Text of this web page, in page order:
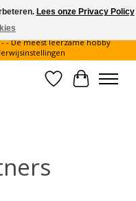
gratis te
- De meest leerzame hobby
Verlanglijst
Lees onze Privacy Policy